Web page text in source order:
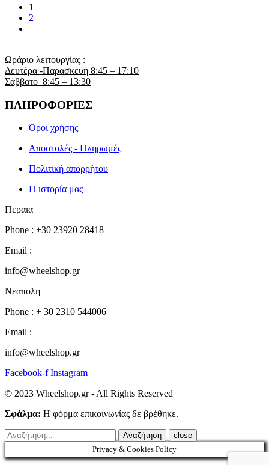
1
2
Ωράριο λειτουργίας :
Δευτέρα -Παρασκευή 8:45 – 17:10
Σάββατο 8:45 – 13:30
ΠΛΗΡΟΦΟΡΙΕΣ
Όροι χρήσης
Αποστολές - Πληρωμές
Πολιτική απορρήτου
Η ιστορία μας
Περαια
Phone : +30 23920 28418
Email :
info@wheelshop.gr
Νεαπολη
Phone : + 30 2310 544006
Email :
info@wheelshop.gr
Facebook-f Instagram
© 2023 Wheelshop.gr - All Rights Reserved
Σφάλμα: Η φόρμα επικοινωνίας δε βρέθηκε.
close
Privacy & Cookies Policy